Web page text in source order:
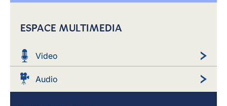
ESPACE MULTIMEDIA
Video
Audio